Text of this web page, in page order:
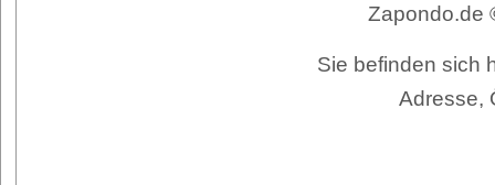
Zapondo.de
Sie befinden sich
Adresse,